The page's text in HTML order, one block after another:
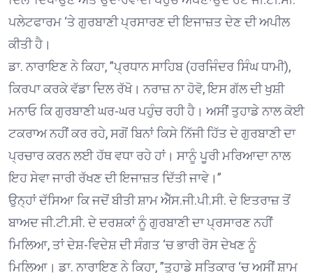
ਪਲੇਟਫਾਰਮ ‘ਤੇ ਗੁਰਬਾਣੀ ਪ੍ਰਸਾਰਣ ਦੀ ਇਜਾਜ਼ਤ ਦੇਣ ਦੀ ਅਪੀਲ
ਕੀਤੀ ਹੈ।
ਡਾ. ਨਾਰਾਇਣ ਨੇ ਕਿਹਾ, ”ਪ੍ਰਧਾਨ ਸਾਹਿਬ (ਹਰਜਿੰਦਰ ਸਿੰਘ ਧਾਮੀ),
ਕਿਰਪਾ ਕਰਕੇ ਵੱਡਾ ਦਿਲ ਰੱਖੋ। ਨਰਾਜ਼ ਨਾ ਹੋਵੋ, ਇਸ ਗੱਲ ਦੀ ਖੁਸ਼ੀ
ਮਨਾਓ ਕਿ ਗੁਰਬਾਣੀ ਘਰ-ਘਰ ਪਹੁੰਚ ਰਹੀ ਹੈ। ਅਸੀਂ ਤੁਹਾਡੇ ਨਾਲ ਕੋਈ
ਟਕਰਾਅ ਨਹੀਂ ਕਰ ਰਹੇ, ਸਗੋਂ ਬਿਨਾਂ ਕਿਸੇ ਨਿੱਜੀ ਹਿੱਤ ਦੇ ਗੁਰਬਾਣੀ ਦਾ
ਪ੍ਰਚਾਰ ਕਰਨ ਲਈ ਹੱਥ ਵਧਾ ਰਹੇ ਹਾਂ। ਸਾਨੂੰ ਪੂਰੀ ਮਰਿਆਦਾ ਨਾਲ
ਇਹ ਸੇਵਾ ਜਾਰੀ ਰੱਖਣ ਦੀ ਇਜਾਜ਼ਤ ਦਿੱਤੀ ਜਾਵੇ।”
ਉਨ੍ਹਾਂ ਦੱਸਿਆ ਕਿ ਜਦੋਂ ਬੀਤੀ ਸ਼ਾਮ ਐੱਸ.ਜੀ.ਪੀ.ਸੀ. ਦੇ ਇਤਰਾਜ਼ ਤੋਂ
ਬਾਅਦ ਜੀ.ਟੀ.ਸੀ. ਦੇ ਦਰਸ਼ਕਾਂ ਨੂੰ ਗੁਰਬਾਣੀ ਦਾ ਪ੍ਰਸਾਰਣ ਨਹੀਂ
ਮਿਲਿਆ, ਤਾਂ ਦੇਸ਼-ਵਿਦੇਸ਼ ਦੀ ਸੰਗਤ ‘ਚ ਭਾਰੀ ਰੋਸ ਦੇਖਣ ਨੂੰ
ਮਿਲਿਆ। ਡਾ. ਨਾਰਾਇਣ ਨੇ ਕਿਹਾ, ”ਤੁਹਾਡੇ ਸਤਿਕਾਰ ‘ਚ ਅਸੀਂ ਸ਼ਾਮ